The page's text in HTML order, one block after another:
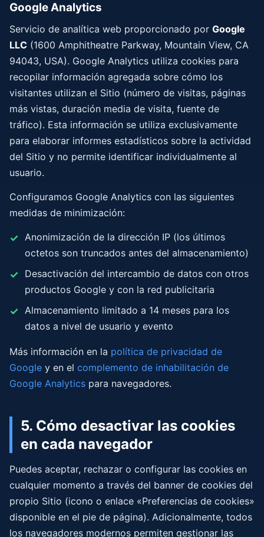
Google Analytics
Servicio de analítica web proporcionado por Google
LLC (1600 Amphitheatre Parkway, Mountain View, CA
94043, USA). Google Analytics utiliza cookies para
recopilar información agregada sobre cómo los
visitantes utilizan el Sitio (número de visitas, páginas
más vistas, duración media de visita, fuente de
tráfico). Esta información se utiliza exclusivamente
para elaborar informes estadísticos sobre la actividad
del Sitio y no permite identificar individualmente al
usuario.
Configuramos Google Analytics con las siguientes
medidas de minimización:
Anonimización de la dirección IP (los últimos
octetos son truncados antes del almacenamiento)
Desactivación del intercambio de datos con otros
productos Google y con la red publicitaria
Almacenamiento limitado a 14 meses para los
datos a nivel de usuario y evento
Más información en la política de privacidad de
Google y en el complemento de inhabilitación de
Google Analytics para navegadores.
5. Cómo desactivar las cookies
en cada navegador
Puedes aceptar, rechazar o configurar las cookies en
cualquier momento a través del banner de cookies del
propio Sitio (icono o enlace «Preferencias de cookies»
disponible en el pie de página). Adicionalmente, todos
los navegadores modernos permiten gestionar las